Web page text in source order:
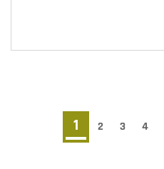
Paginación
Página
actual
1 Page
2 Page
3 Page
4